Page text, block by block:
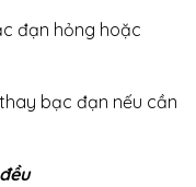
đạn hỏng hoặc
bạc đạn nếu cần